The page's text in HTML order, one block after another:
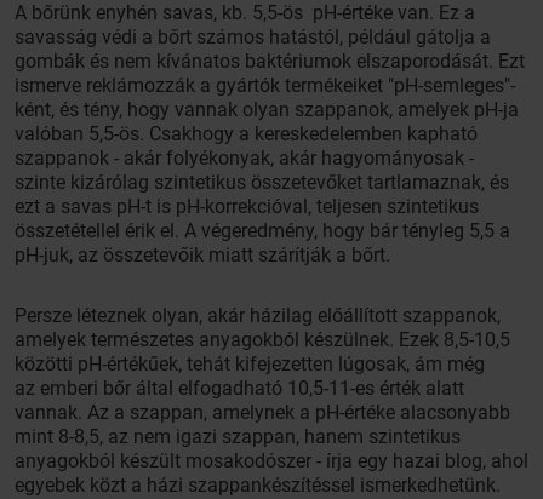
A bőrünk enyhén savas, kb. 5,5-ös pH-értéke van. Ez a
savasság védi a bőrt számos hatástól, például gátolja a
gombák és nem kívánatos baktériumok elszaporodását. Ezt
ismerve reklámozzák a gyártók termékeiket "pH-semleges"-
ként, és tény, hogy vannak olyan szappanok, amelyek pH-ja
valóban 5,5-ös. Csakhogy a kereskedelemben kapható
szappanok - akár folyékonyak, akár hagyományosak -
szinte kizárólag szintetikus összetevőket tartlamaznak, és
ezt a savas pH-t is pH-korrekcióval, teljesen szintetikus
összetétellel érik el. A végeredmény, hogy bár tényleg 5,5 a
pH-juk, az összetevőik miatt szárítják a bőrt.
Persze léteznek olyan, akár házilag előállított szappanok,
amelyek természetes anyagokból készülnek. Ezek 8,5-10,5
közötti pH-értékűek, tehát kifejezetten lúgosak, ám még
az emberi bőr által elfogadható 10,5-11-es érték alatt
vannak. Az a szappan, amelynek a pH-értéke alacsonyabb
mint 8-8,5, az nem igazi szappan, hanem szintetikus
anyagokból készült mosakodószer - írja egy hazai blog, ahol
egyebek közt a házi szappankészítéssel ismerkedhetünk.